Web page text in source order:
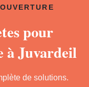
pour
à Juvardeil
de solutions.